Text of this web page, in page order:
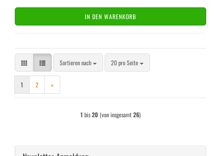
IN DEN WARENKORB
Sortieren nach
Sortieren nach 20 pro Seite
pro Seite
1 2 »
1 bis20 (von insgesamt26)